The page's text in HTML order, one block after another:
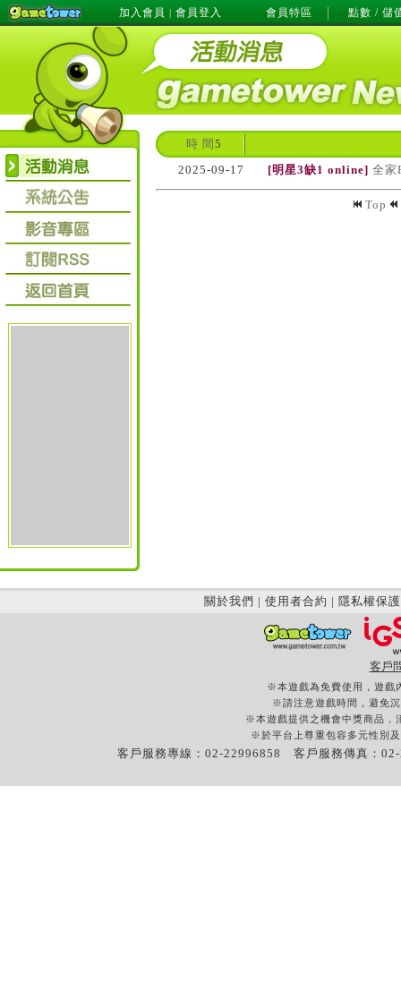
加入會員 | 會員登入 會員特區 點數 / 儲
時 間 5
2025-09-17
[明星3缺1 online] 全家
Top
關於我們 | 使用者合約 | 隱私權保護
客戶
※本遊戲為免費使用，遊戲
※請注意遊戲時間，避免
※本遊戲提供之機會中獎商品，
※於平台上尊重包容多元性別
客戶服務專線：02-22996858 客戶服務傳真：